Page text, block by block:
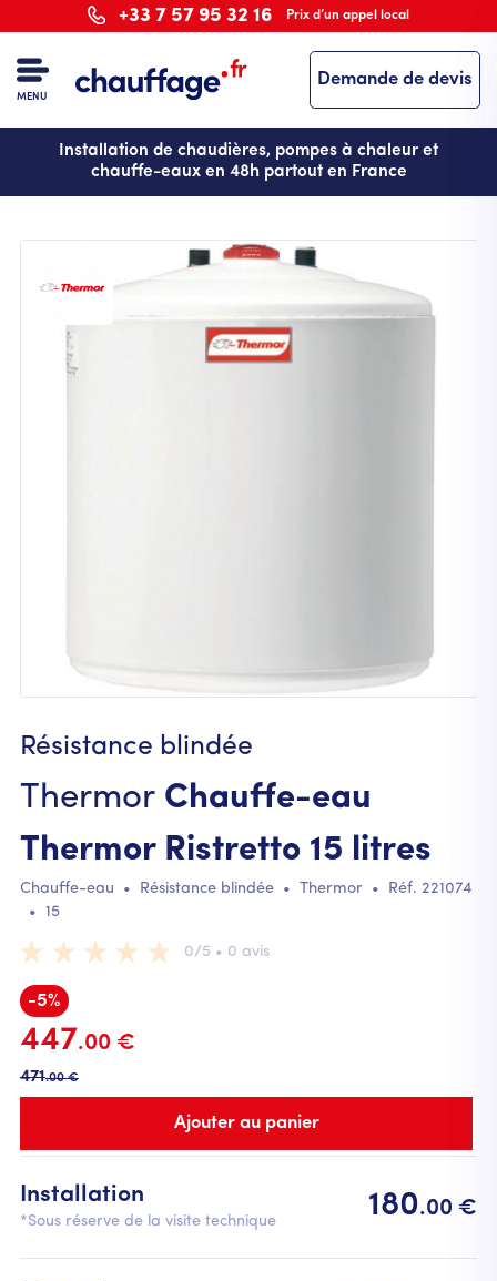
au
contenu
principal
+33 7 57 95 32 16 Prix d’un appel local
MENU
Demande de devis
Installation de chaudières, pompes à chaleur et
chauffe-eaux en 48h partout en France
Résistance blindée
ThermorChauffe-eau
Thermor Ristretto 15 litres
Chauffe-eau • Résistance blindée• Thermor• Réf. 221074
• 15
0/5 • 0 avis
-5%
447.00 €
471.00 €
Installation
*Sous réserve de la visite technique 180.00 €